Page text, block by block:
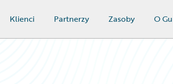
Klienci Partnerzy Zasoby O